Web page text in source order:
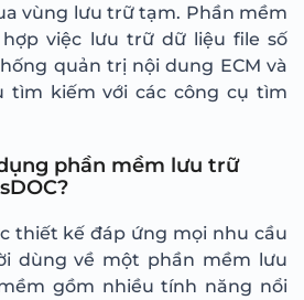
vùng lưu trữ tạm. Phần mềm
việc lưu trữ dữ liệu file số
quản trị nội dung ECM và
tìm kiếm với các công cụ tìm
phần mềm lưu trữ
thiết kế đáp ứng mọi nhu cầu
dùng về một phần mềm lưu
gồm nhiều tính năng nổi